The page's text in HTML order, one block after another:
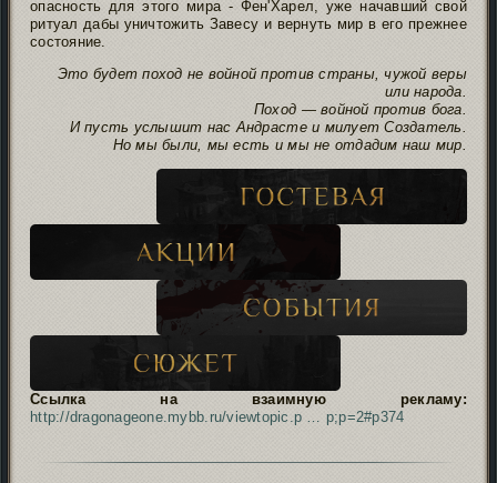
опасность для этого мира - Фен'Харел, уже начавший свой
ритуал дабы уничтожить Завесу и вернуть мир в его прежнее
состояние.
Это будет поход не войной против страны, чужой веры
или народа.
Поход — войной против бога.
И пусть услышит нас Андрасте и милует Создатель.
Но мы были, мы есть и мы не отдадим наш мир.
Ссылка на взаимную рекламу:
http://dragonageone.mybb.ru/viewtopic.p … p;p=2#p374